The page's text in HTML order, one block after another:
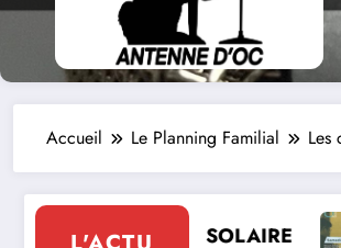
Accueil Le Planning Familial Les
Le 8 de Montcabrier :